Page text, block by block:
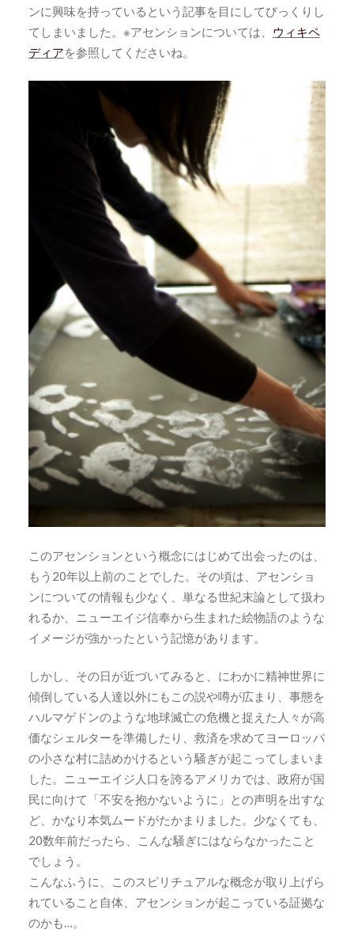
ンに興味を持っているという記事を目にしてびっくりし
てしまいました。※アセンションについては、 ウィキペ
ディアを参照してくださいね。
このアセンションという概念にはじめて出会ったのは、
もう20年以上前のことでした。その頃は、アセンショ
ンについての情報も少なく、単なる世紀末論として扱わ
れるか、ニューエイジ信奉から生まれた絵物語のような
イメージが強かったという記憶があります。
しかし、その日が近づいてみると、にわかに精神世界に
傾倒している人達以外にもこの説や噂が広まり、事態を
ハルマゲドンのような地球滅亡の危機と捉えた人々が高
価なシェルターを準備したり、救済を求めてヨーロッパ
の小さな村に詰めかけるという騒ぎが起こってしまいま
した。ニューエイジ人口を誇るアメリカでは、政府が国
民に向けて「不安を抱かないように」との声明を出すな
ど、かなり本気ムードがたかまりました。少なくても、
20数年前だったら、こんな騒ぎにはならなかったこと
でしょう。
こんなふうに、このスピリチュアルな概念が取り上げら
れていること自体、アセンションが起こっている証拠な
のかも…。